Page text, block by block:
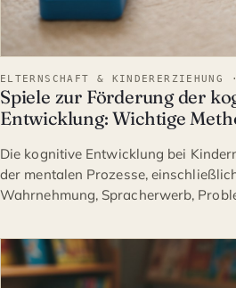
ELTERNSCHAFT &
Spiele zur Förderung der
Entwicklung: Wichtige
Die kognitive Entwicklung bei
der mentalen Prozesse,
Wahrnehmung, Spracherwerb,
ELTERNSCHAFT & KINDERE